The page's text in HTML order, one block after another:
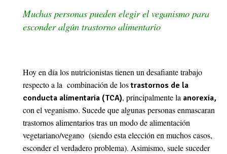
Muchas personas pueden elegir el veganismo para
esconder algún trastorno alimentario
Hoy en día los nutricionistas tienen un desafiante trabajo
respecto a la combinación de lostrastornos de la
conducta alimentaria (TCA), principalmente la anorexia,
con el veganismo. Sucede que algunas personas enmascaran
trastornos alimentarios tras un modo de alimentación
vegetariano/vegano (siendo esta elección en muchos casos,
esconder el verdadero problema). Asimismo, suele suceder